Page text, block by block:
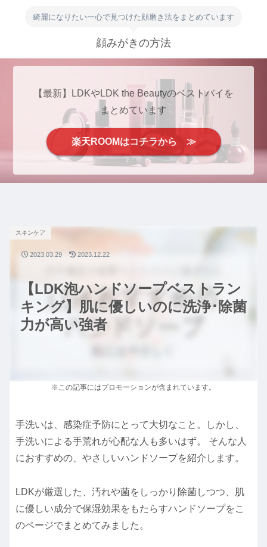
綺麗になりたい一心で見つけた顔磨き法をまとめています
顔みがきの方法
【最新】LDKやLDK the Beautyのベストバイを
まとめています
楽天ROOMはコチラから ≫
【LDK泡ハンドソープベストラン
キング】肌に優しいのに洗浄･除菌
力が高い強者
スキンケア
2023.03.29 2023.12.22
※この記事にはプロモーションが含まれています。
手洗いは、感染症予防にとって大切なこと。しかし、
手洗いによる手荒れが心配な人も多いはず。 そんな人
におすすめの、やさしいハンドソープを紹介します。
LDKが厳選した、汚れや菌をしっかり除菌しつつ、肌
に優しい成分で保湿効果をもたらすハンドソープをこ
のページでまとめてみました。